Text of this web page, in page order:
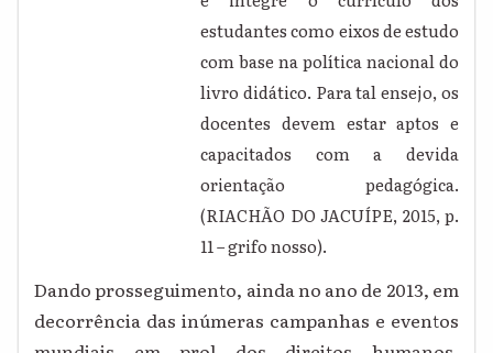
estudantes como eixos de estudo
com base na política nacional do
livro didático. Para tal ensejo, os
docentes devem estar aptos e
capacitados com a devida
orientação pedagógica.
(RIACHÃO DO JACUÍPE, 2015, p.
11 – grifo nosso).
Dando prosseguimento, ainda no ano de 2013, em
decorrência das inúmeras campanhas e eventos